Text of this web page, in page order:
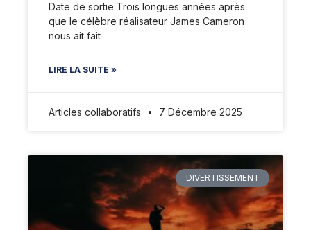
Date de sortie Trois longues années après
que le célèbre réalisateur James Cameron
nous ait fait
LIRE LA SUITE »
Articles collaboratifs 7 Décembre 2025
DIVERTISSEMENT